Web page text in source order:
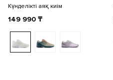
Күнделікті аяқ киім
149 990 ₸